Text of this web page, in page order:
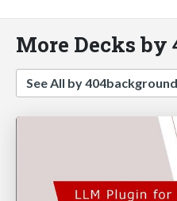
More Decks
See All by 404background